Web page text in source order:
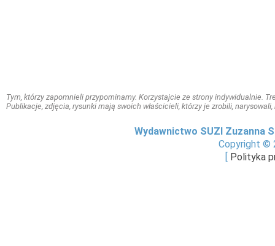
Tym, którzy zapomnieli przypominamy. Korzystajcie ze strony indywidualnie.
Publikacje, zdjęcia, rysunki mają swoich właścicieli, którzy je zrobili,
Wydawnictwo SUZI Zuzanna
Copyright ©
Polityka